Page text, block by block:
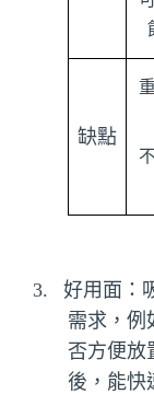
缺點
3.
好用面：
需求，例
否方便放
後，能快